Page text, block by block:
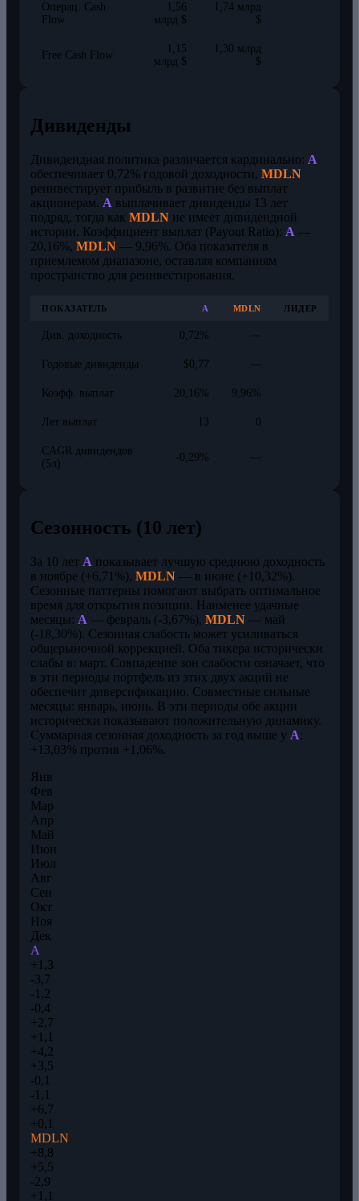
Операц. Cash
Flow
1,56
млрд $
1,74 млрд
$
Free Cash Flow
1,15
млрд $
1,30 млрд
$
Дивиденды
Дивидендная политика различается кардинально: A
обеспечивает 0,72% годовой доходности, MDLN
реинвестирует прибыль в развитие без выплат
акционерам. A выплачивает дивиденды 13 лет
подряд, тогда как MDLN не имеет дивидендной
истории. Коэффициент выплат (Payout Ratio): A —
20,16%, MDLN — 9,96%. Оба показателя в
приемлемом диапазоне, оставляя компаниям
пространство для реинвестирования.
ПОКАЗАТЕЛЬ A MDLN ЛИДЕР
Див. доходность 0,72% —
Годовые дивиденды $0,77 —
Коэфф. выплат 20,16% 9,96%
Лет выплат 13 0
CAGR дивидендов
(5л)
-0,29% —
Сезонность (10 лет)
За 10 лет A показывает лучшую среднюю доходность
в ноябре (+6,71%), MDLN — в июне (+10,32%).
Сезонные паттерны помогают выбрать оптимальное
время для открытия позиции. Наименее удачные
месяцы: A — февраль (-3,67%), MDLN — май
(-18,30%). Сезонная слабость может усиливаться
общерыночной коррекцией. Оба тикера исторически
слабы в: март. Совпадение зон слабости означает, что
в эти периоды портфель из этих двух акций не
обеспечит диверсификацию. Совместные сильные
месяцы: январь, июнь. В эти периоды обе акции
исторически показывают положительную динамику.
Суммарная сезонная доходность за год выше у A:
+13,03% против +1,06%.
Янв
Фев
Мар
Апр
Май
Июн
Июл
Авг
Сен
Окт
Ноя
Дек
A
+1,3
-3,7
-1,2
-0,4
+2,7
+1,1
+4,2
+3,5
-0,1
-1,1
+6,7
+0,1
MDLN
+8,8
+5,5
-2,9
+1,1